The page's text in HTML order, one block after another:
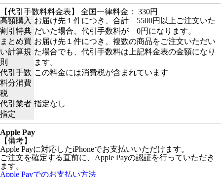
【代引手数料料金表】 全国一律料金： 330円
高額購入
割引特典
お届け先１件につき、合計 5500円以上ご注文いた
だいた場合、代引手数料が 0円になります。
まとめ買
い計算規
則
お届け先１件につき、複数の商品をご注文いただい
た場合でも、代引手数料は上記料金表の金額になり
ます。
代引手数
料分消費
税
この料金には消費税が含まれています
代引業者
指定
指定なし
Apple Pay
【備考】
Apple Payに対応したiPhoneでお支払いいただけます。
ご注文を確定する直前に、Apple Payの認証を行っていただき
ます。
Apple Payでのお支払い方法